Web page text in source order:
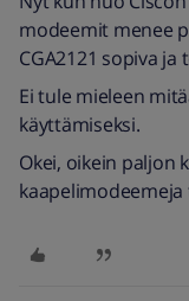
modeemit menee
CGA2121 sopiva
Ei tule mieleen
käyttämiseksi.
Okei, oikein paljon